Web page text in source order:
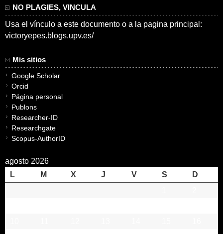
NO PLAGIES, VINCULA
Usa el vínculo a este documento o a la pagina principal:
victoryepes.blogs.upv.es/
Mis sitios
Google Scholar
Orcid
Página personal
Publons
Researcher-ID
Researchgate
Scopus-AuthorID
agosto 2026
L
M X J V S
D